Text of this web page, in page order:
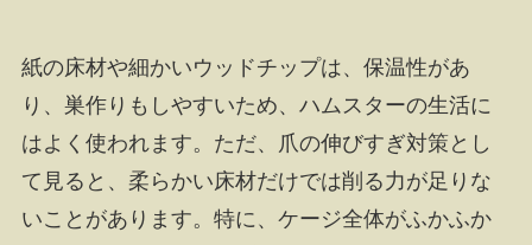
紙の床材や細かいウッドチップは、保温性があ
り、巣作りもしやすいため、ハムスターの生活に
はよく使われます。ただ、爪の伸びすぎ対策とし
て見ると、柔らかい床材だけでは削る力が足りな
いことがあります。特に、ケージ全体がふかふか